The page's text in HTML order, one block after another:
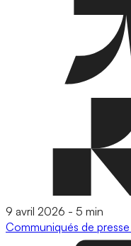
9 avril 2026 - 5 min
Communiqués de presse